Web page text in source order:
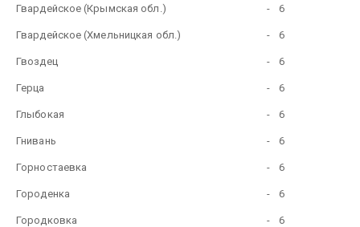
Гвардейское (Крымская обл.) - 6
Гвардейское (Хмельницкая обл.) - 6
Гвоздец - 6
Герца - 6
Глыбокая - 6
Гнивань - 6
Горностаевка - 6
Городенка - 6
Городковка - 6